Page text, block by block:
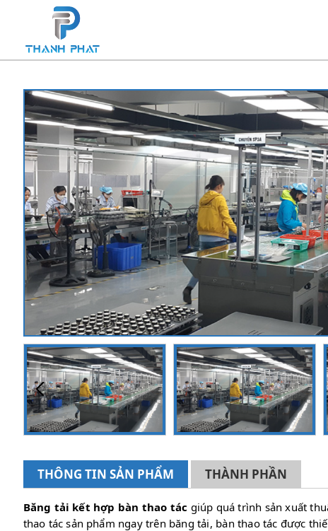
THÔNG TIN SẢN PHẨM THÀNH PHẦN
Băng tải kết hợp bàn thao tác giúp quá trình sản xuất
thao tác sản phẩm ngay trên băng tải, bàn thao tác được